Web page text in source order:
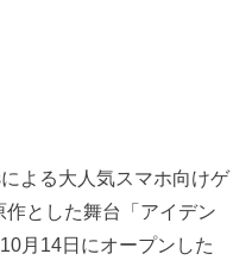
よる大人気スマホ向けゲ
とした舞台「アイデン
月14日にオープンした